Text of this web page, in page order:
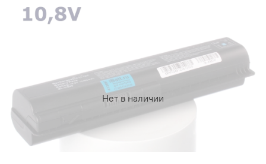
Нет в наличии